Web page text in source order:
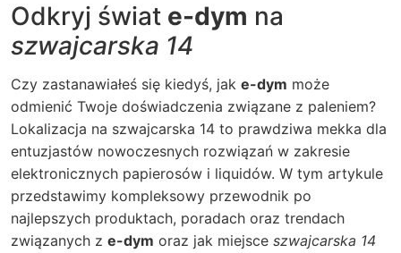
Odkryj świat e-dym na
szwajcarska 14
Czy zastanawiałeś się kiedyś, jak e-dym może
odmienić Twoje doświadczenia związane z paleniem?
Lokalizacja na szwajcarska 14 to prawdziwa mekka dla
entuzjastów nowoczesnych rozwiązań w zakresie
elektronicznych papierosów i liquidów. W tym artykule
przedstawimy kompleksowy przewodnik po
najlepszych produktach, poradach oraz trendach
związanych z e-dym oraz jak miejsce szwajcarska 14